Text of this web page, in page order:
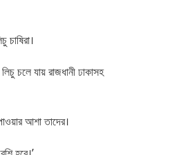
চলে যায় রাজধানী ঢাকাসহ
আশা তাদের।